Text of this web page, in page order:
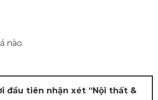
nào.
đầu tiên nhận xét “Nội thất &